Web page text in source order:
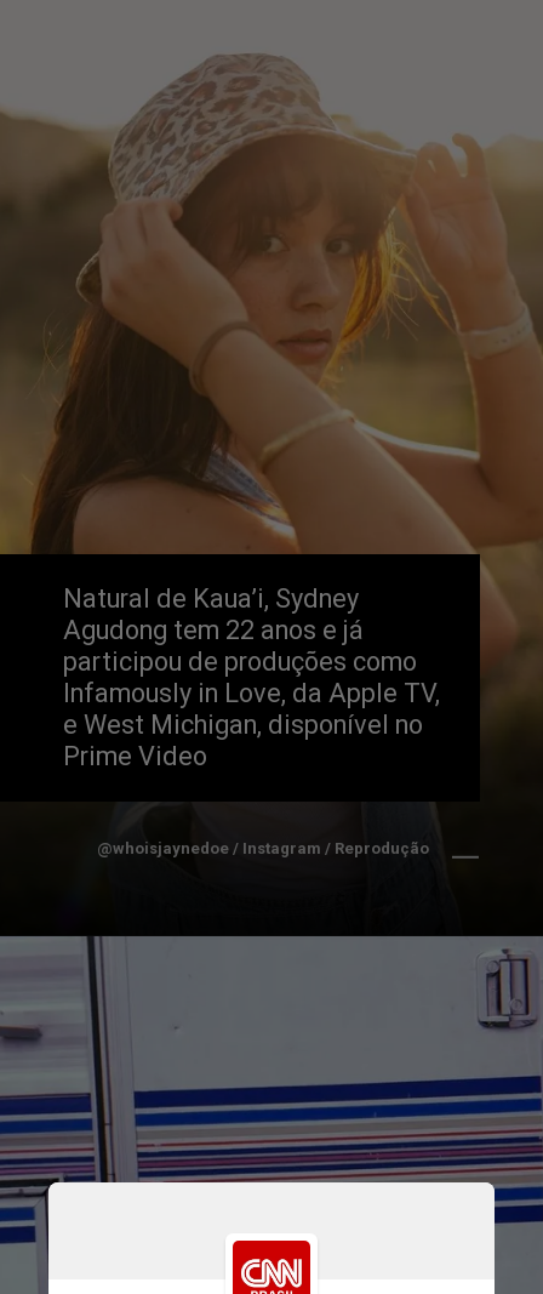
Natural de Kaua’i, Sydney
Agudong tem 22 anos e já
participou de produções como
Infamously in Love, da Apple TV,
e West Michigan, disponível no
Prime Video
@whoisjaynedoe / Instagram / Reprodução